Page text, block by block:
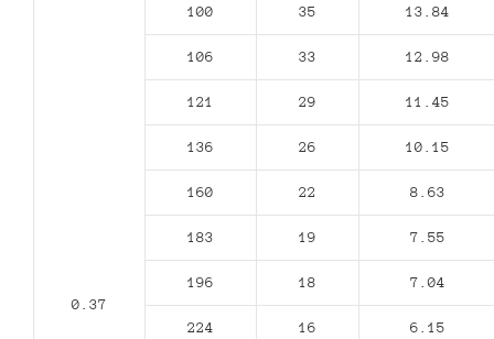
0.37
100 35 13.84
106 33 12.98
121 29 11.45
136 26 10.15
160 22 8.63
183 19 7.55
196 18 7.04
224 16 6.15